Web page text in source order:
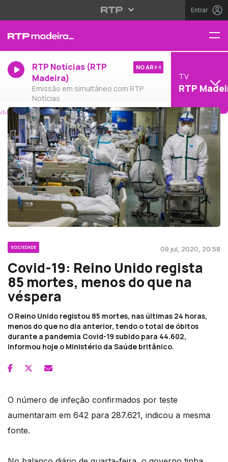
Entrar
RTP Notícias (RTP
Madeira)
Emissão em simultâneo com RTP
Notícias
NO AR
TV
RTP
SOCIEDADE 09 jul, 2020, 20:58
Covid-19: Reino Unido regista
85 mortes, menos do que na
véspera
O Reino Unido registou 85 mortes, nas últimas 24 horas,
menos do que no dia anterior, tendo o total de óbitos
durante a pandemia Covid-19 subido para 44.602,
informou hoje o Ministério da Saúde britânico.
O número de infeção confirmados por teste
aumentaram em 642 para 287.621, indicou a mesma
fonte.